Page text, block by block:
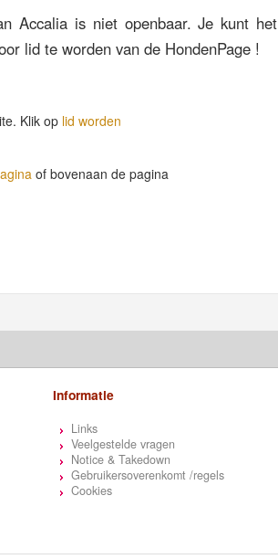
Accalia is niet openbaar. Je kunt het
lid te worden van de HondenPage !
Klik op lid worden
of bovenaan de pagina
Informatie
Links
Veelgestelde vragen
Notice & Takedown
Gebruikersoverenkomt /regels
Cookies